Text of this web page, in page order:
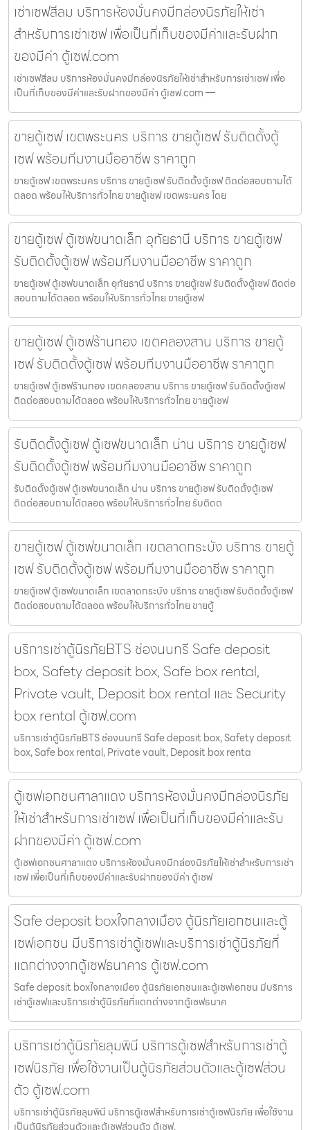
เช่าเซฟสีลม บริการห้องมั่นคงมีกล่องนิรภัยให้เช่า
สำหรับการเช่าเซฟ เพื่อเป็นที่เก็บของมีค่าและรับฝาก
ของมีค่า ตู้เซฟ.com
เช่าเซฟสีลม บริการห้องมั่นคงมีกล่องนิรภัยให้เช่าสำหรับการเช่าเซฟ เพื่อ
เป็นที่เก็บของมีค่าและรับฝากของมีค่า ตู้เซฟ.com —
ขายตู้เซฟ เขตพระนคร บริการ ขายตู้เซฟ รับติดตั้งตู้
เซฟ พร้อมทีมงานมืออาชีพ ราคาถูก
ขายตู้เซฟ เขตพระนคร บริการ ขายตู้เซฟ รับติดตั้งตู้เซฟ ติดต่อสอบถามได้
ตลอด พร้อมให้บริการทั่วไทย ขายตู้เซฟ เขตพระนคร โดย
ขายตู้เซฟ ตู้เซฟขนาดเล็ก อุทัยธานี บริการ ขายตู้เซฟ
รับติดตั้งตู้เซฟ พร้อมทีมงานมืออาชีพ ราคาถูก
ขายตู้เซฟ ตู้เซฟขนาดเล็ก อุทัยธานี บริการ ขายตู้เซฟ รับติดตั้งตู้เซฟ ติดต่อ
สอบถามได้ตลอด พร้อมให้บริการทั่วไทย ขายตู้เซฟ
ขายตู้เซฟ ตู้เซฟร้านทอง เขตคลองสาน บริการ ขายตู้
เซฟ รับติดตั้งตู้เซฟ พร้อมทีมงานมืออาชีพ ราคาถูก
ขายตู้เซฟ ตู้เซฟร้านทอง เขตคลองสาน บริการ ขายตู้เซฟ รับติดตั้งตู้เซฟ
ติดต่อสอบถามได้ตลอด พร้อมให้บริการทั่วไทย ขายตู้เซฟ
รับติดตั้งตู้เซฟ ตู้เซฟขนาดเล็ก น่าน บริการ ขายตู้เซฟ
รับติดตั้งตู้เซฟ พร้อมทีมงานมืออาชีพ ราคาถูก
รับติดตั้งตู้เซฟ ตู้เซฟขนาดเล็ก น่าน บริการ ขายตู้เซฟ รับติดตั้งตู้เซฟ
ติดต่อสอบถามได้ตลอด พร้อมให้บริการทั่วไทย รับติดต
ขายตู้เซฟ ตู้เซฟขนาดเล็ก เขตลาดกระบัง บริการ ขายตู้
เซฟ รับติดตั้งตู้เซฟ พร้อมทีมงานมืออาชีพ ราคาถูก
ขายตู้เซฟ ตู้เซฟขนาดเล็ก เขตลาดกระบัง บริการ ขายตู้เซฟ รับติดตั้งตู้เซฟ
ติดต่อสอบถามได้ตลอด พร้อมให้บริการทั่วไทย ขายตู้
บริการเช่าตู้นิรภัยBTS ช่องนนทรี Safe deposit
box, Safety deposit box, Safe box rental,
Private vault, Deposit box rental และ Security
box rental ตู้เซฟ.com
บริการเช่าตู้นิรภัยBTS ช่องนนทรี Safe deposit box, Safety deposit
box, Safe box rental, Private vault, Deposit box renta
ตู้เซฟเอกชนศาลาแดง บริการห้องมั่นคงมีกล่องนิรภัย
ให้เช่าสำหรับการเช่าเซฟ เพื่อเป็นที่เก็บของมีค่าและรับ
ฝากของมีค่า ตู้เซฟ.com
ตู้เซฟเอกชนศาลาแดง บริการห้องมั่นคงมีกล่องนิรภัยให้เช่าสำหรับการเช่า
เซฟ เพื่อเป็นที่เก็บของมีค่าและรับฝากของมีค่า ตู้เซฟ
Safe deposit boxใจกลางเมือง ตู้นิรภัยเอกชนและตู้
เซฟเอกชน มีบริการเช่าตู้เซฟและบริการเช่าตู้นิรภัยที่
แตกต่างจากตู้เซฟธนาคาร ตู้เซฟ.com
Safe deposit boxใจกลางเมือง ตู้นิรภัยเอกชนและตู้เซฟเอกชน มีบริการ
เช่าตู้เซฟและบริการเช่าตู้นิรภัยที่แตกต่างจากตู้เซฟธนาค
บริการเช่าตู้นิรภัยลุมพินี บริการตู้เซฟสำหรับการเช่าตู้
เซฟนิรภัย เพื่อใช้งานเป็นตู้นิรภัยส่วนตัวและตู้เซฟส่วน
ตัว ตู้เซฟ.com
บริการเช่าตู้นิรภัยลุมพินี บริการตู้เซฟสำหรับการเช่าตู้เซฟนิรภัย เพื่อใช้งาน
เป็นตู้นิรภัยส่วนตัวและตู้เซฟส่วนตัว ตู้เซฟ.